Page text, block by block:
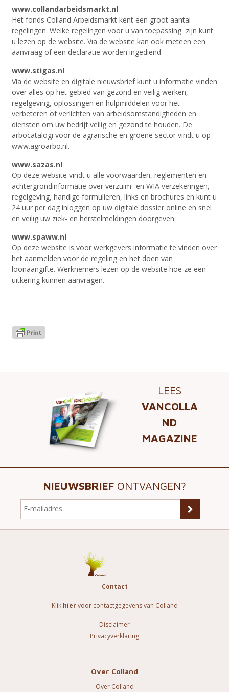
www.collandarbeidsmarkt.nl
Het fonds Colland Arbeidsmarkt kent een groot aantal
regelingen. Welke regelingen voor u van toepassing zijn kunt
u lezen op de website. Via de website kan ook meteen een
aanvraag of een declaratie worden ingediend.
www.stigas.nl
Via de website en digitale nieuwsbrief kunt u informatie vinden
over alles op het gebied van gezond en veilig werken,
regelgeving, oplossingen en hulpmiddelen voor het
verbeteren of verlichten van arbeidsomstandigheden en
diensten om uw bedrijf veilig en gezond te houden. De
arbocatalogi voor de agrarische en groene sector vindt u op
www.agroarbo.nl.
www.sazas.nl
Op deze website vindt u alle voorwaarden, reglementen en
achtergrondinformatie over verzuim- en WIA verzekeringen,
regelgeving, handige formulieren, links en brochures en kunt u
24 uur per dag inloggen op uw digitale dossier online en snel
en veilig uw ziek- en herstelmeldingen doorgeven.
www.spaww.nl
Op deze website is voor werkgevers informatie te vinden over
het aanmelden voor de regeling en het doen van
loonaangifte. Werknemers lezen op de website hoe ze een
uitkering kunnen aanvragen.
LEES
VANCOLLA
ND
MAGAZINE
NIEUWSBRIEFONTVANGEN?
Contact
Klik hier voor contactgegevens van Colland
Disclaimer
Privacyverklaring
Over Colland
Over Colland